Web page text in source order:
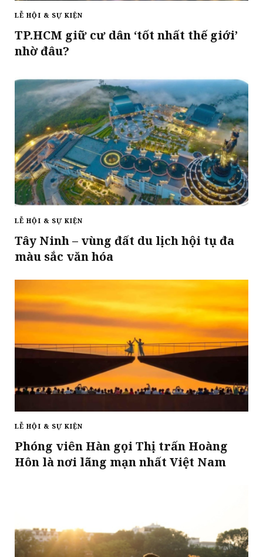
LỄ HỘI & SỰ KIỆN
TP.HCM giữ cư dân ‘tốt nhất thế giới’
nhờ đâu?
LỄ HỘI & SỰ KIỆN
Tây Ninh – vùng đất du lịch hội tụ đa
màu sắc văn hóa
LỄ HỘI & SỰ KIỆN
Phóng viên Hàn gọi Thị trấn Hoàng
Hôn là nơi lãng mạn nhất Việt Nam